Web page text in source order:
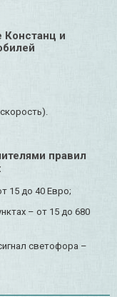
Констанц и
правил
15 до 40 Евро;
– от 15 до 680
светофора –